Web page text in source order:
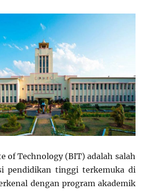
of Technology (BIT) adalah salah
pendidikan tinggi terkemuka di
dengan program akademik